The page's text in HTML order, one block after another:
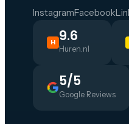
InstagramFacebook
H 9.6
Huren.nl
5/5
Google Reviews